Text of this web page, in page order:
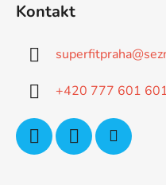
Kontakt
superfitpraha@
+420 777 601